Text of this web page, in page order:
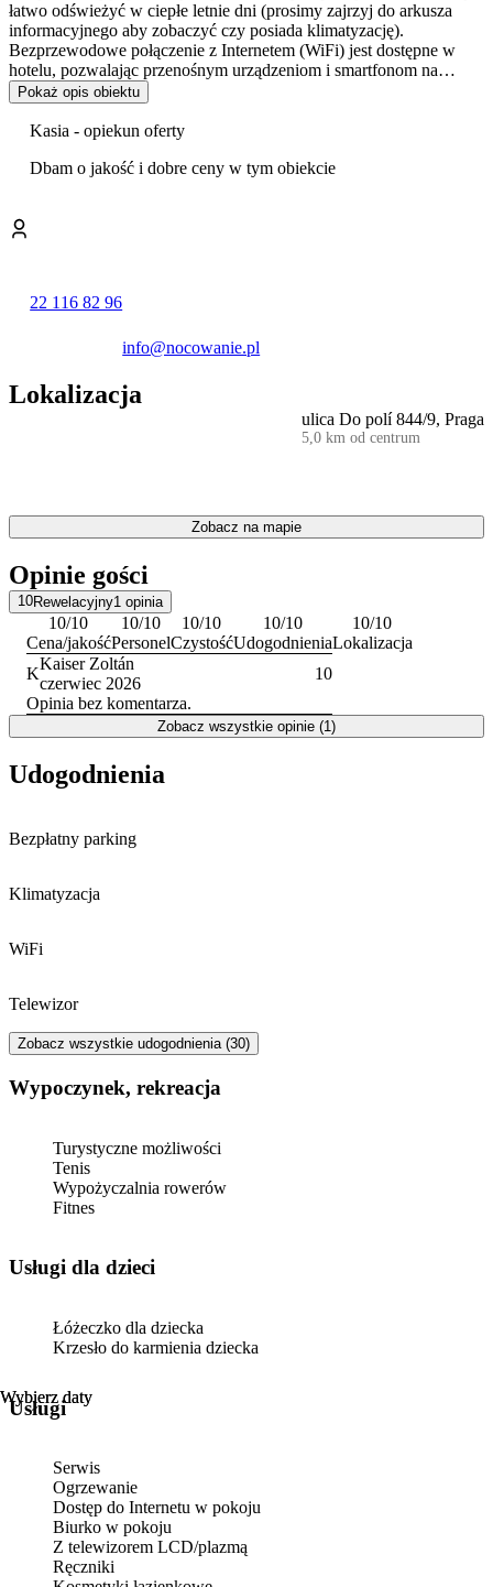
łatwo odświeżyć w ciepłe letnie dni (prosimy zajrzyj do arkusza
informacyjnego aby zobaczyć czy posiada klimatyzację).
Bezprzewodowe połączenie z Internetem (WiFi) jest dostępne w
hotelu, pozwalając przenośnym urządzeniom i smartfonom na
pozostanie online.
(również tych za dodatkową opłatę) i dokładne wyposażenie pokoju
pokoju.
Oczekujące na Ciebie bogate i smaczne śniadanie w hotelu jest
Hotel oferuje Ci następujące formy płatności: gotówka i karta.
Przyjazd, godziny otwarcia
wymeldowania to 11:00.
Personel potrafi mówić po angielsku i czesku.
Pokaż opis obiektu
Kasia - opiekun oferty
Dbam o jakość i dobre ceny w tym obiekcie
22 116 82 96
info@nocowanie.pl
Lokalizacja
ulica Do polí 844/9, Praga
5,0 km od centrum
Zobacz na mapie
Opinie gości
10Rewelacyjny1 opinia
10/10
Cena/jakość
10/10
Personel
10/10
Czystość
10/10
Udogodnienia
10/10
Lokalizacja
K
Kaiser Zoltán
czerwiec 2026
10
Opinia bez komentarza.
Zobacz wszystkie opinie (1)
Wybierz daty
Wybierz daty
Udogodnienia
Bezpłatny parking
Klimatyzacja
WiFi
Telewizor
Zobacz wszystkie udogodnienia (30)
Wypoczynek, rekreacja
Turystyczne możliwości
Tenis
Wypożyczalnia rowerów
Fitnes
usługi dla dzieci
Łóżeczko dla dziecka
Krzesło do karmienia dziecka
Usługi
Serwis
Ogrzewanie
Dostęp do Internetu w pokoju
Biurko w pokoju
Z telewizorem LCD/plazmą
Ręczniki